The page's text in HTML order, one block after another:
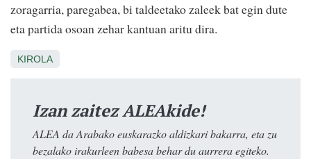
zoragarria, paregabea, bi taldeetako zaleek bat egin dute
eta partida osoan zehar kantuan aritu dira.
KIROLA
Izan zaitez ALEAkide!
ALEA da Arabako euskarazko aldizkari bakarra, eta zu
bezalako irakurleen babesa behar du aurrera egiteko.